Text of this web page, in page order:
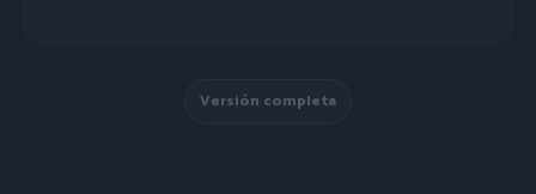
Versión completa